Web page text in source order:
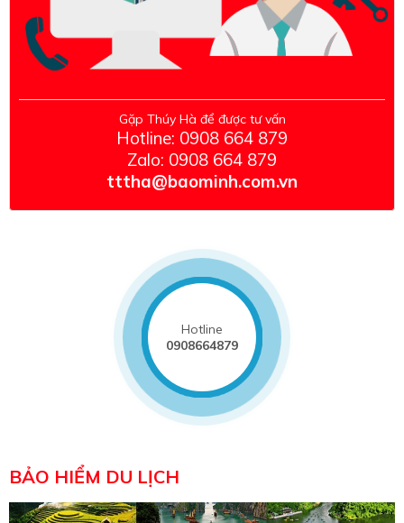
Gặp Thúy Hà để được tư vấn
Hotline: 0908 664 879
Zalo: 0908 664 879
tttha@baominh.com.vn
Hotline
0908664879
BẢO HIỂM DU LỊCH